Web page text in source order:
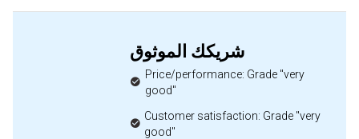
شريكك الموثوق
Price/performance: Grade "very
good"
Customer satisfaction: Grade "very
good"